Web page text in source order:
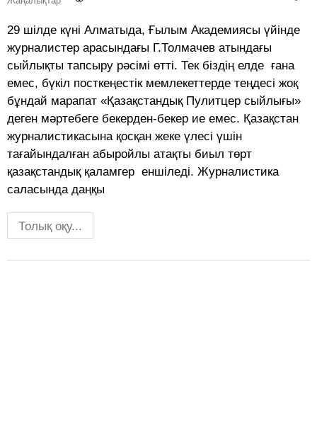
29 шілде күні Алматыда, Ғылым Академиясы үйінде
журналистер арасындағы Г.Толмачев атындағы
сыйлықты тапсыру рәсімі өтті. Тек біздің елде ғана
емес, бүкіл посткеңестік мемлекеттерде теңдесі жоқ
бұндай марапат «Қазақстандық Пулитцер сыйлығы»
деген мәртебеге бекерден-бекер ие емес. Қазақстан
журналисти­касына қосқан жеке үлесі үшін
тағайындалған абыройлы атақты биыл төрт
қазақстандық қаламгер еншіледі. Журналистика
саласында даңқы
Толық оқу...